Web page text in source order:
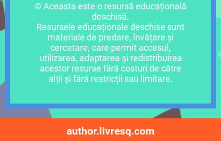
© Aceasta este o resursă educațională
deschisă.
Resursele educaționale deschise sunt
materiale de predare, învățare și
cercetare, care permit accesul,
utilizarea, adaptarea și redistribuirea
acestor resurse fără costuri de către
alții și fără restricții sau limitare.
author.livresq.com